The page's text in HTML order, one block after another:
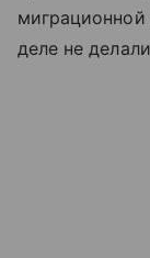
деле не